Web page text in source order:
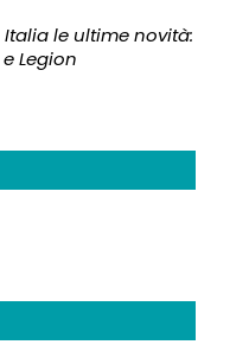
le ultime novità:
Legion